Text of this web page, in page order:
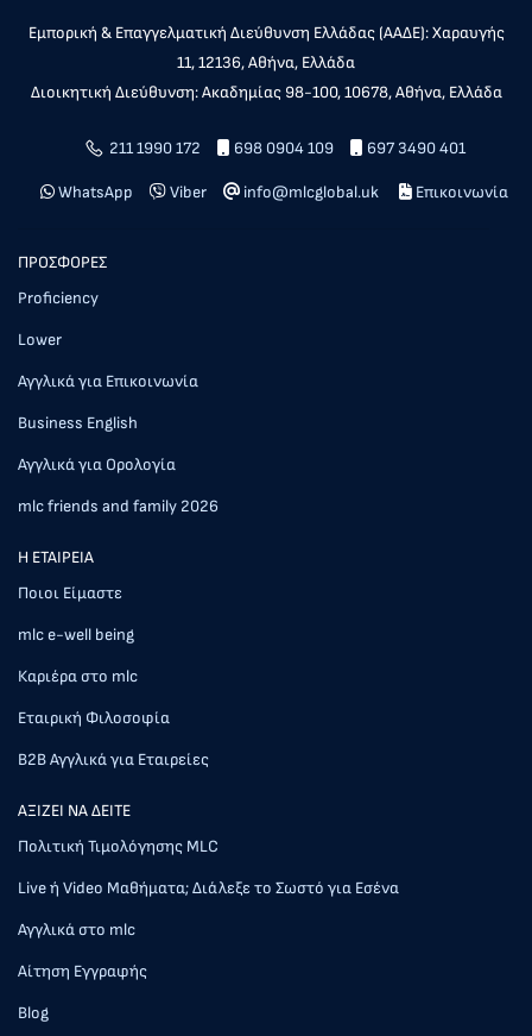
Εμπορική & Επαγγελματική Διεύθυνση Ελλάδας (ΑΑΔΕ): Χαραυγής
11, 12136, Αθήνα, Ελλάδα
Διοικητική Διεύθυνση: Ακαδημίας 98-100, 10678, Αθήνα, Ελλάδα
211 1990 172 698 0904 109 697 3490 401
WhatsApp Viber info@mlcglobal.uk Επικοινωνία
ΠΡΟΣΦΟΡΕΣ
Proficiency
Lower
Αγγλικά για Επικοινωνία
Business English
Αγγλικά για Ορολογία
mlc friends and family 2026
Η ΕΤΑΙΡΕΙΑ
Ποιοι Είμαστε
mlc e-well being
Καριέρα στο mlc
Εταιρική Φιλοσοφία
Β2Β Αγγλικά για Εταιρείες
AΞΙΖΕΙ ΝΑ ΔΕΙΤΕ
Πολιτική Τιμολόγησης MLC
Live ή Video Μαθήματα; Διάλεξε το Σωστό για Εσένα
Αγγλικά στο mlc
Αίτηση Εγγραφής
Blog